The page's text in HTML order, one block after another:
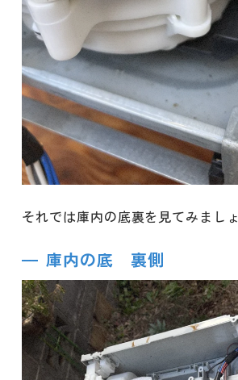
それでは庫内の底裏を見てみましょ
庫内の底 裏側